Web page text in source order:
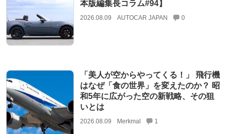
本版編集長コラム#94】
2026.08.09 AUTOCAR JAPAN 0
「美人が空からやってくる！」 飛行機
はなぜ「食の世界」を変えたのか？ 昭
和5年に広がった空の新戦略、その狙
いとは
2026.08.09 Merkmal 1